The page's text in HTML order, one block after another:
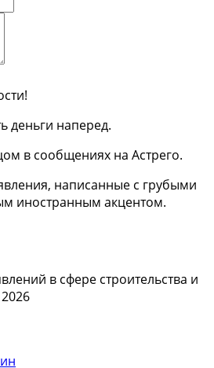
деньги наперед.
в сообщениях на Астрего.
написанные с грубыми
иностранным акцентом.
в сфере строительства и